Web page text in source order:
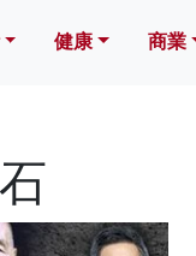
健康 商業